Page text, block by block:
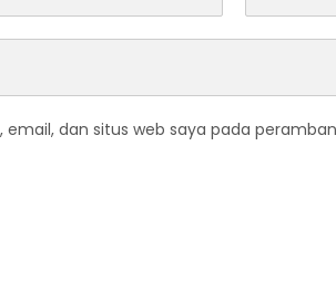
email, dan situs web saya pada